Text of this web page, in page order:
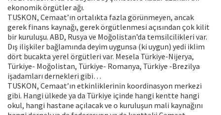
ekonomik örgütler ağı.
TUSKON, Cemaat’ın ortalıkta fazla görünmeyen, ancak
gerek finans kaynağı, gerek örgütlenmesi açısından çok kilit
bir kuruluşu. ABD, Rusya ve Moğolistan’da temsilcilikleri var.
Dış ilişkiler bağlamında deyim uygunsa (ki uygun) yedi iklim
dört bucakta yerel örgütleri var. Mesela Türkiye-Nijerya,
Türkiye- Moğolistan, Türkiye- Romanya, Türkiye -Brezilya
işadamları dernekleri gibi…
TUSKON, Cemaat’ın etkinliklerinin koordinasyon merkezi
gibi. Hangi ülkede ya da Türkiye içinde hangi kentte hangi
okul, hangi hastane açılacak ve o kuruluşun mali kaynağını